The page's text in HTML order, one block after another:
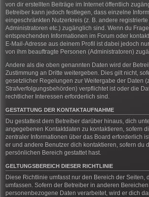
von dir erstellten Beiträge im Internet öffentlich
Betreiber kann jedoch festlegen, dass einzelne
eingeschränkten Nutzerkreis (z. B. andere registrierte
Administratoren etc.) zugänglich sind. Wenn du
entsprechenden Informationen im Forum oder
E-Mail-Adresse aus deinem Profil ist dabei jedoch
von ihm beauftragte Personen (Administratoren)
Andere als die oben genannten Daten wird der
Zustimmung an Dritte weitergeben. Dies gilt nicht,
gesetzlicher Regelungen zur Weitergabe der Daten
Strafverfolgungsbehörden) verpflichtet ist oder die
rechtlicher Interessen erforderlich sind.
GESTATTUNG DER KONTAKTAUFNAHME
Du gestattest dem Betreiber darüber hinaus, dich
angegebenen Kontaktdaten zu kontaktieren, sofern
zentraler Informationen über das Board erforderlich
er und andere Benutzer dich kontaktieren, sofern du
persönlichen Bereich gestattet hast.
GELTUNGSBEREICH DIESER RICHTLINIE
Diese Richtlinie umfasst nur den Bereich der Seiten,
umfassen. Sofern der Betreiber in anderen
personenbezogene Daten verarbeitet, wird er dich